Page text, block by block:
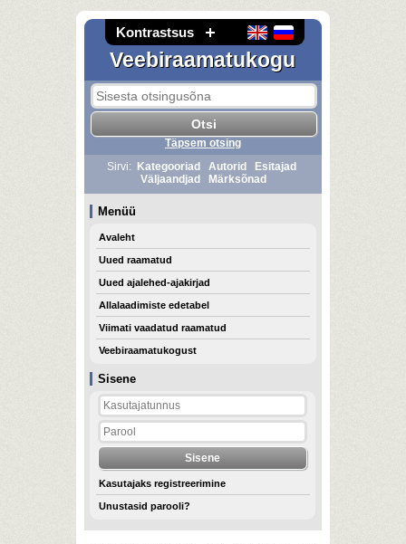
Kontrastsus
Veebiraamatukogu
Sisene
Kasutajaks registreerimine
Unustasid parooli?
Täpsem otsing
Sirvi:
Kategooriad Autorid
Esitajad
Väljaandjad
Märksõnad
Menüü
Avaleht
Uued raamatud
Uued ajalehed-ajakirjad
Allalaadimiste edetabel
Viimati vaadatud raamatud
Veebiraamatukogust